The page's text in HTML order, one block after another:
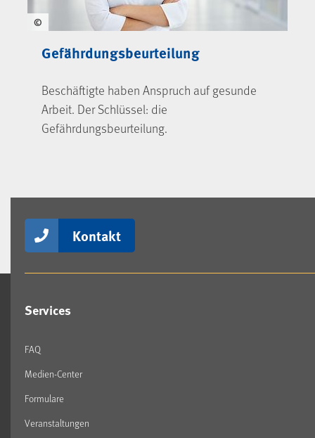
©
Gefährdungsbeurteilung
Beschäftigte haben Anspruch auf gesunde
Arbeit. Der Schlüssel: die
Gefährdungsbeurteilung.
Kontakt
Services
FAQ
Medien-Center
Formulare
Veranstaltungen